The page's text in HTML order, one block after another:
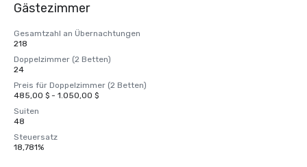
Gästezimmer
Gesamtzahl an Übernachtungen
218
Doppelzimmer (2 Betten)
24
Preis für Doppelzimmer (2 Betten)
485,00 $ - 1.050,00 $
Suiten
48
Steuersatz
18,781%